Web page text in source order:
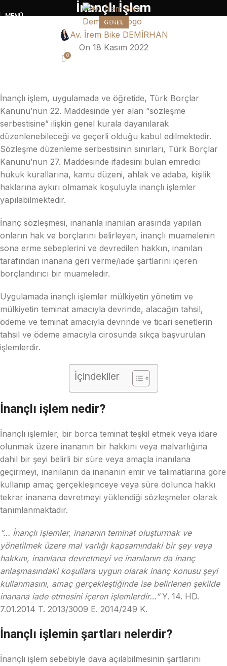
MENÜ İnançlı İşlem
GENEL
Av. İrem Bike DEMİRHAN
On 18 Kasım 2022
0
İnançlı işlem, uygulamada ve öğretide, Türk Borçlar
Kanunu’nun 22. Maddesinde yer alan “sözleşme
serbestisine” ilişkin genel kurala dayanılarak
düzenlenebileceği ve geçerli olduğu kabul edilmektedir.
Sözleşme düzenleme serbestisinin sınırları, Türk Borçlar
Kanunu’nun 27. Maddesinde ifadesini bulan emredici
hukuk kurallarına, kamu düzeni, ahlak ve adaba, kişilik
haklarına aykırı olmamak koşuluyla inançlı işlemler
yapılabilmektedir.
İnanç sözleşmesi, inananla inanılan arasında yapılan
onların hak ve borçlarını belirleyen, inançlı muamelenin
sona erme sebeplerini ve devredilen hakkın, inanılan
tarafından inanana geri verme/iade şartlarını içeren
borçlandırıcı bir muameledir.
Uygulamada inançlı işlemler mülkiyetin yönetim ve
mülkiyetin teminat amacıyla devrinde, alacağın tahsil,
ödeme ve teminat amacıyla devrinde ve ticari senetlerin
tahsil ve ödeme amacıyla cirosunda sıkça başvurulan
işlemlerdir.
İçindekiler
İnançlı işlem nedir?
İnançlı işlemler, bir borca teminat teşkil etmek veya idare
olunmak üzere inananın bir hakkını veya malvarlığına
dahil bir şeyi belirli bir süre veya amaçla inanılana
geçirmeyi, inanılanın da inananın emir ve talimatlarına göre
kullanıp amaç gerçekleşinceye veya süre dolunca hakkı
tekrar inanana devretmeyi yüklendiği sözleşmeler olarak
tanımlanmaktadır.
“… İnançlı işlemler, inananın teminat oluşturmak ve
yönetilmek üzere mal varlığı kapsamındaki bir şey veya
hakkını, inanılana devretmeyi ve inanılanın da inanç
anlaşmasındaki koşullara uygun olarak inanç konusu şeyi
kullanmasını, amaç gerçekleştiğinde ise belirlenen şekilde
inanana iade etmesini içeren işlemlerdir…”Y. 14. HD.
7.01.2014 T. 2013/3009 E. 2014/249 K.
İnançlı işlemin şartları nelerdir?
İnançlı işlem sebebiyle dava açılabilmesinin şartlarını